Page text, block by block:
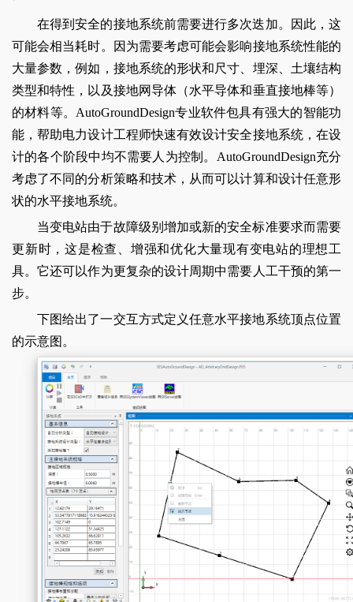
在得到安全的接地系统前需要进行多次迭加。因此，这
可能会相当耗时。因为需要考虑可能会影响接地系统性能的
大量参数，例如，接地系统的形状和尺寸、埋深、土壤结构
类型和特性，以及接地网导体（水平导体和垂直接地棒等）
的材料等。AutoGroundDesign专业软件包具有强大的智能功
能，帮助电力设计工程师快速有效设计安全接地系统，在设
计的各个阶段中均不需要人为控制。AutoGroundDesign充分
考虑了不同的分析策略和技术，从而可以计算和设计任意形
状的水平接地系统。
当变电站由于故障级别增加或新的安全标准要求而需要
更新时，这是检查、增强和优化大量现有变电站的理想工
具。它还可以作为更复杂的设计周期中需要人工干预的第一
步。
下图给出了一交互方式定义任意水平接地系统顶点位置
的示意图。